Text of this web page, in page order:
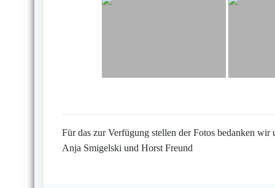
Für das zur Verfügung stellen der Fotos bedanken wir
Anja Smigelski und Horst Freund